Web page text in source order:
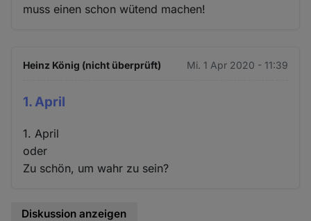
muss einen schon wütend machen!
Heinz König (nicht überprüft) Mi. 1 Apr 2020 - 11:39
1. April
1. April
oder
Zu schön, um wahr zu sein?
Diskussion anzeigen